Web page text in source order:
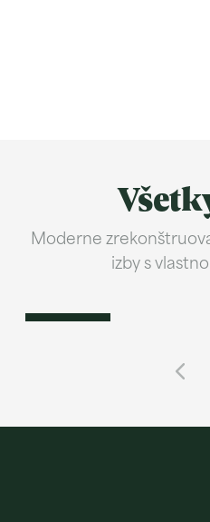
Moderne
izby s
Dvojlôžková izba